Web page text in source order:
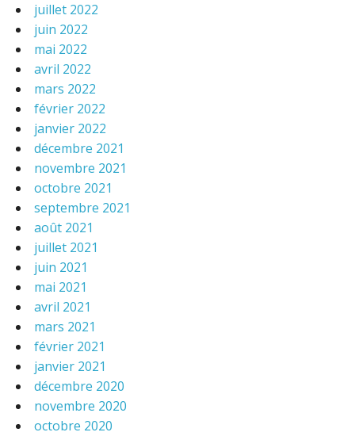
juillet 2022
juin 2022
mai 2022
avril 2022
mars 2022
février 2022
janvier 2022
décembre 2021
novembre 2021
octobre 2021
septembre 2021
août 2021
juillet 2021
juin 2021
mai 2021
avril 2021
mars 2021
février 2021
janvier 2021
décembre 2020
novembre 2020
octobre 2020